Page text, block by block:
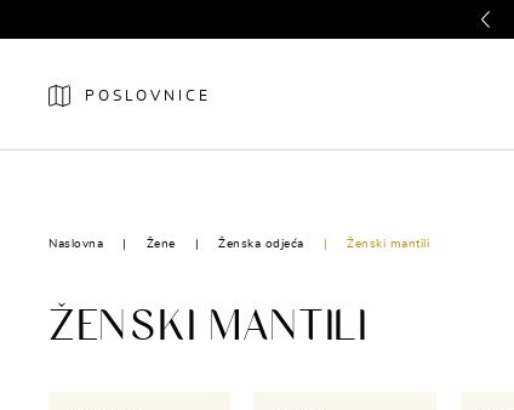
Previous
POSLOVNICE
Naslovna Žene Ženska odjeća Ženski mantili
ŽENSKI MANTILI